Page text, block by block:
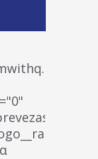
wp-